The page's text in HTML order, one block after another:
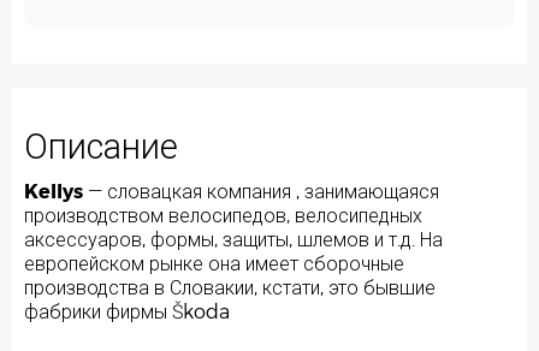
Описание
Kellys — словацкая компания , занимающаяся
производством велосипедов, велосипедных
аксессуаров, формы, защиты, шлемов и т.д. На
европейском рынке она имеет сборочные
производства в Словакии, кстати, это бывшие
фабрики фирмы Škoda